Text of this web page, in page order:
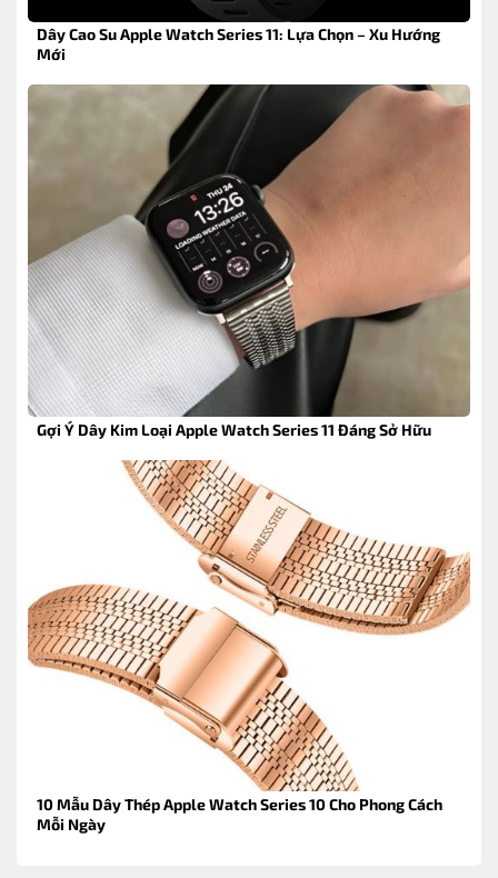
Dây Cao Su Apple Watch Series 11: Lựa Chọn – Xu Hướng
Mới
Gợi Ý Dây Kim Loại Apple Watch Series 11 Đáng Sở Hữu
10 Mẫu Dây Thép Apple Watch Series 10 Cho Phong Cách
Mỗi Ngày